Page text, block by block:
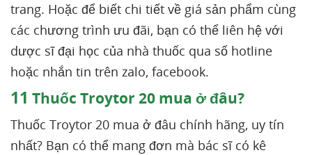
trang. Hoặc để biết chi tiết về giá sản phẩm cùng
các chương trình ưu đãi, bạn có thể liên hệ với
dược sĩ đại học của nhà thuốc qua số hotline
hoặc nhắn tin trên zalo, facebook.
11 Thuốc Troytor 20 mua ở đâu?
Thuốc Troytor 20 mua ở đâu chính hãng, uy tín
nhất? Bạn có thể mang đơn mà bác sĩ có kê